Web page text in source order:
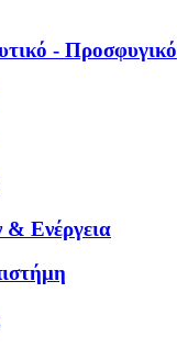
- Προσφυγικό
& Ενέργεια